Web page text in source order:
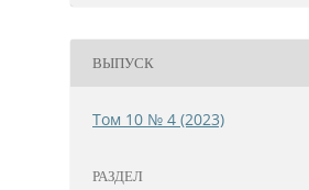
ВЫПУСК
Том 10 № 4 (2023)
РАЗДЕЛ